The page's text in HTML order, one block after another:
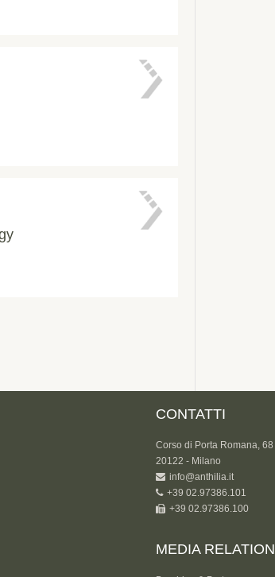
CONTATTI
Corso di Porta Romana, 68
20122 - Milano
info@anthilia.it
+39 02.97386.101
+39 02.97386.100
MEDIA RELATION